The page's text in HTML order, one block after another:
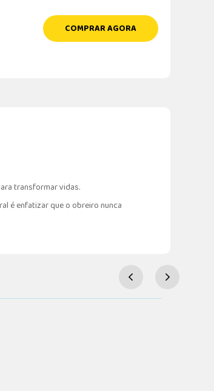
COMPRAR AGORA
transformar vidas.
é enfatizar que o obreiro nunca